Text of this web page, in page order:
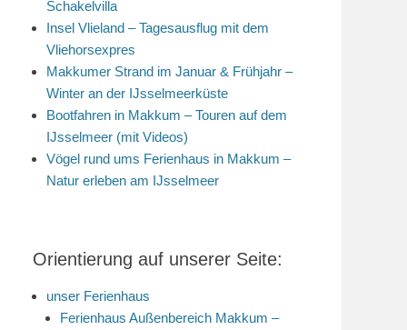
Schakelvilla
Insel Vlieland – Tagesausflug mit dem
Vliehorsexpres
Makkumer Strand im Januar & Frühjahr –
Winter an der IJsselmeerküste
Bootfahren in Makkum – Touren auf dem
IJsselmeer (mit Videos)
Vögel rund ums Ferienhaus in Makkum –
Natur erleben am IJsselmeer
Orientierung auf unserer Seite:
unser Ferienhaus
Ferienhaus Außenbereich Makkum –